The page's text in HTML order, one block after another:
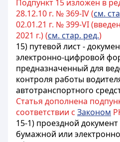
Подпункт 15 изложен в
28.12.10 г. № 369-IV (см.
02.01.21 г. № 399-VI
2021 г.) (см. стар. ред.)
15) путевой лист -
электронно-цифровой
предназначенный для
контроля работы
автотранспортного
Статья дополнена
соответствии с Законом
15-1) проездной
бумажной или